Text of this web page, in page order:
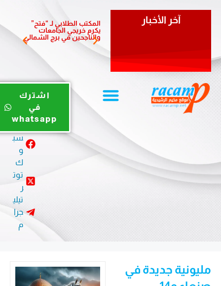
آخر الأخبار
المكتب الطلابي لـ “فتح”
يكرم خريجي الجامعات
والناجحين في برج الشمالي
يو
ب
سب
و
توت
ر
تيلي
جرا
اشترك
في
whatsapp
مليونية جديدة في